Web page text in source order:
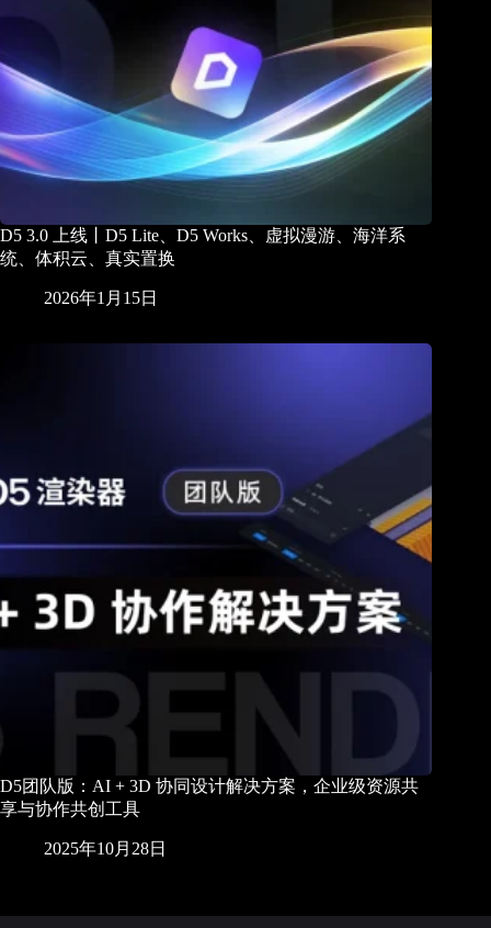
D5 3.0 上线丨D5 Lite、D5 Works、虚拟漫游、海洋系
统、体积云、真实置换
2026年1月15日
D5团队版：AI + 3D 协同设计解决方案，企业级资源共
享与协作共创工具
2025年10月28日